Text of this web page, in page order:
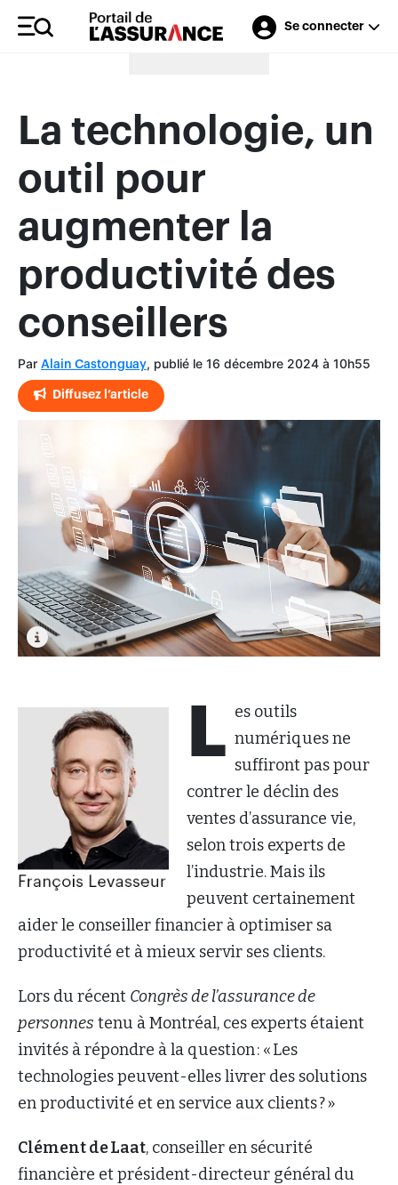
Se connecter
Merci à nos annonceurs
La technologie, un
outil pour
augmenter la
productivité des
conseillers
Par Alain Castonguay, publié le 16 décembre 2024 à 10h55
Diffusez l’article
L es outils
numériques ne
suffiront pas pour
contrer le déclin des
ventes d’assurance vie,
selon trois experts de
l’industrie. Mais ils
peuvent certainement
aider le conseiller financier à optimiser sa
productivité et à mieux servir ses clients.
Lors du récent Congrès de l’assurance de
personnes tenu à Montréal, ces experts étaient
invités à répondre à la question : « Les
technologies peuvent-elles livrer des solutions
en productivité et en service aux clients ? »
Clément de Laat, conseiller en sécurité
financière et président-directeur général du